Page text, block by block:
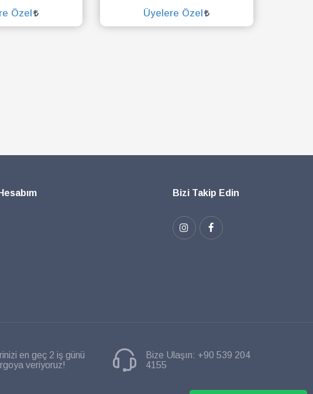
Özel Üyelere Özel
Hesabım Bizi Takip Edin
en geç 2 iş günü
veriyoruz!
Bize Ulaşın: +90 539 204
4155